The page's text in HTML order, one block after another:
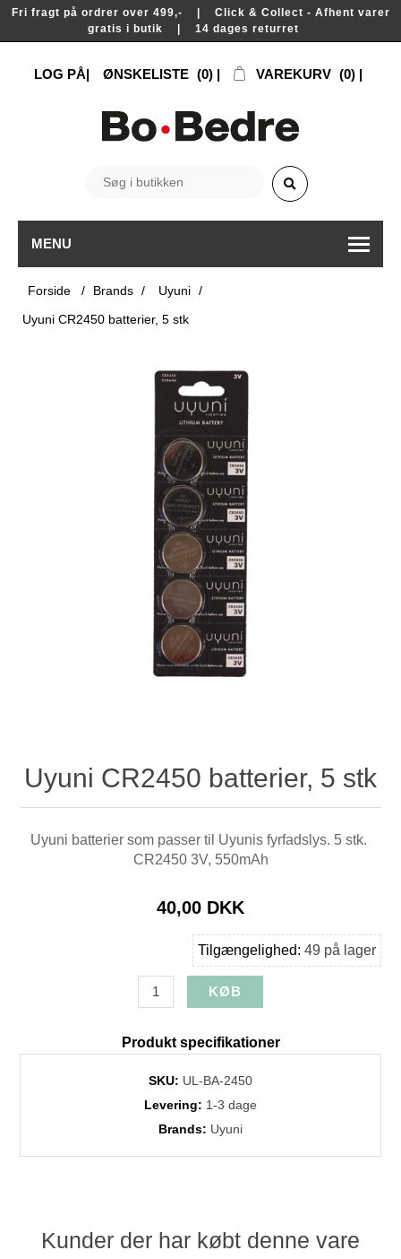
Fri fragt på ordrer over 499,- | Click & Collect - Afhent varer
gratis i butik | 14 dages returret
LOG PÅ ØNSKELISTE (0) VAREKURV (0)
MENU
Forside / Brands / Uyuni /
Uyuni CR2450 batterier, 5 stk
Uyuni CR2450 batterier, 5 stk
Uyuni batterier som passer til Uyunis fyrfadslys. 5 stk.
CR2450 3V, 550mAh
40,00 DKK
Tilgængelighed: 49 på lager
Produkt specifikationer
SKU: UL-BA-2450
Levering: 1-3 dage
Brands: Uyuni
Kunder der har købt denne vare